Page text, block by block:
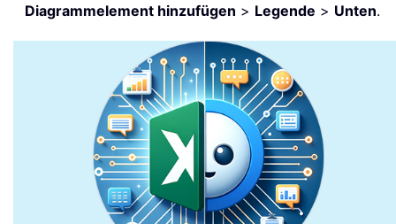
Diagrammelement hinzufügen > Legende > Unten.